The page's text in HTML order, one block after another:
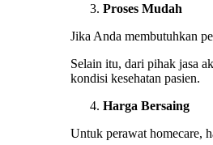
Proses Mudah
Jika Anda membutuhkan
Selain itu, dari pihak jasa
kondisi kesehatan pasien.
Harga Bersaing
Untuk perawat homecare,